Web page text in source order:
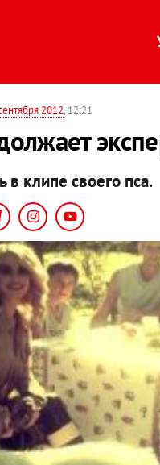
2012, 12:21
в клипе своего пса.